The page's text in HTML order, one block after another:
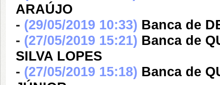
ARAÚJO
- (29/05/2019 10:33) Banca de
- (27/05/2019 15:21) Banca de
SILVA LOPES
- (27/05/2019 15:18) Banca de